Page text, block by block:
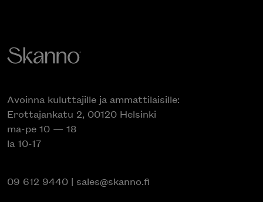
Avoinna kuluttajille ja ammattilaisille:
Erottajankatu 2, 00120 Helsinki
ma-pe 10 — 18
la 10-17
09 612 9440 | sales@skanno.fi